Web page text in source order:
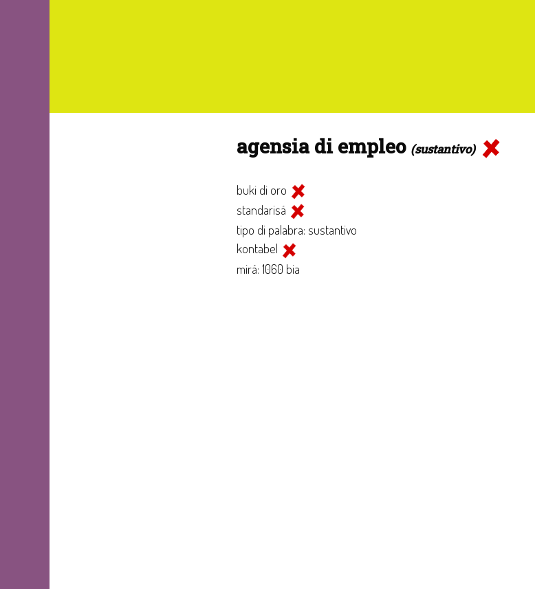
agensia di empleo (sustantivo)
buki di oro
standarisá
tipo di palabra: sustantivo
kontabel
mirá: 1060 bia